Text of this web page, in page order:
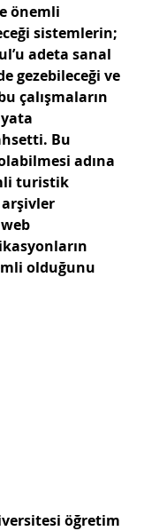
önemli
sistemlerin;
adeta sanal
gezebileceği ve
çalışmaların
Bu
adına
turistik
olduğunu
öğretim